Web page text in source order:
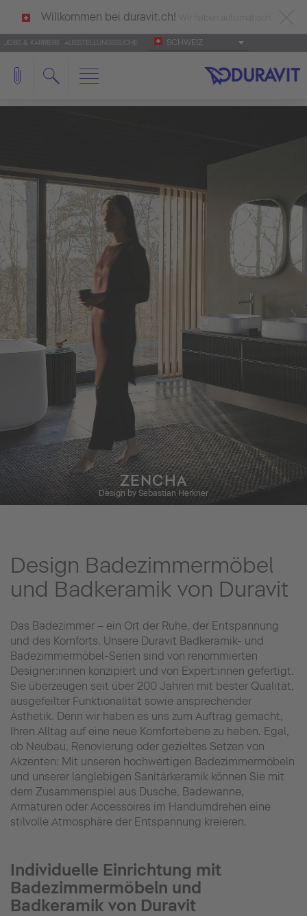
Willkommen bei duravit.ch!
deutsch als Ihre Sprache erkannt.
Français Italiano
JOBS & KARRIERE AUSSTELLUNGSSUCHE SCHWEIZ
ZENCHA
Design by Sebastian Herkner
Design Badezimmermöbel
und Badkeramik von Duravit
Das Badezimmer – ein Ort der Ruhe, der Entspannung
und des Komforts. Unsere Duravit Badkeramik- und
Badezimmermöbel-Serien sind von renommierten
Designer:innen konzipiert und von Expert:innen gefertigt.
Sie überzeugen seit über 200 Jahren mit bester Qualität,
ausgefeilter Funktionalität sowie ansprechender
Ästhetik. Denn wir haben es uns zum Auftrag gemacht,
Ihren Alltag auf eine neue Komfortebene zu heben. Egal,
ob Neubau, Renovierung oder gezieltes Setzen von
Akzenten: Mit unseren hochwertigen Badezimmermöbeln
und unserer langlebigen Sanitärkeramik können Sie mit
dem Zusammenspiel aus Dusche, Badewanne,
Armaturen oder Accessoires im Handumdrehen eine
stilvolle Atmosphäre der Entspannung kreieren.
Individuelle Einrichtung mit
Badezimmermöbeln und
Badkeramik von Duravit